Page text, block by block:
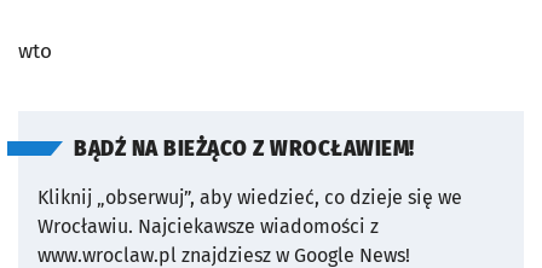
wto
BĄDŹ NA BIEŻĄCO Z WROCŁAWIEM!
Kliknij „obserwuj”, aby wiedzieć, co dzieje się we
Wrocławiu. Najciekawsze wiadomości z
www.wroclaw.pl znajdziesz w Google News!